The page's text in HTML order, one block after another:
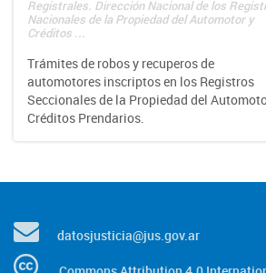
Registrales. Dirección Nacional de los
Nacionales de la Propiedad del Automotor y
Créditos ...
Trámites de robos y recuperos de
automotores inscriptos en los Registros
Seccionales de la Propiedad del
Créditos Prendarios.
datosjusticia@jus.gov.ar